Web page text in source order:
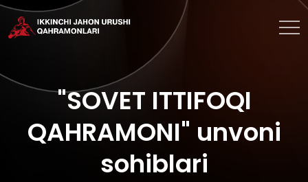
"SOVET ITTIFOQI
QAHRAMONI" unvoni
sohiblari